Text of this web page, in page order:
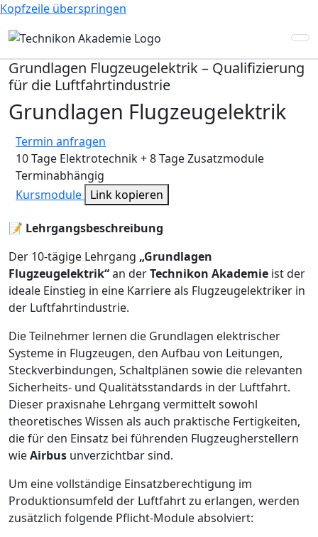
Kopfzeile überspringen
Grundlagen Flugzeugelektrik – Qualifizierung
für die Luftfahrtindustrie
Grundlagen Flugzeugelektrik
Termin anfragen
10 Tage Elektrotechnik + 8 Tage Zusatzmodule
Terminabhängig
Kursmodule Link kopieren
📝 Lehrgangsbeschreibung
Der 10-tägige Lehrgang „Grundlagen
Flugzeugelektrik“an derTechnikon Akademie ist der
ideale Einstieg in eine Karriere als Flugzeugelektriker in
der Luftfahrtindustrie.
Die Teilnehmer lernen die Grundlagen elektrischer
Systeme in Flugzeugen, den Aufbau von Leitungen,
Steckverbindungen, Schaltplänen sowie die relevanten
Sicherheits- und Qualitätsstandards in der Luftfahrt.
Dieser praxisnahe Lehrgang vermittelt sowohl
theoretisches Wissen als auch praktische Fertigkeiten,
die für den Einsatz bei führenden Flugzeugherstellern
wieAirbus unverzichtbar sind.
Um eine vollständige Einsatzberechtigung im
Produktionsumfeld der Luftfahrt zu erlangen, werden
zusätzlich folgende Pflicht-Module absolviert: